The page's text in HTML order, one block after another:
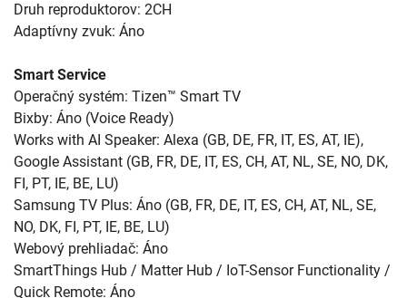
Druh reproduktorov: 2CH
Adaptívny zvuk: Áno
Smart Service
Operačný systém: Tizen™ Smart TV
Bixby: Áno (Voice Ready)
Works with AI Speaker: Alexa (GB, DE, FR, IT, ES, AT, IE),
Google Assistant (GB, FR, DE, IT, ES, CH, AT, NL, SE, NO, DK,
FI, PT, IE, BE, LU)
Samsung TV Plus: Áno (GB, FR, DE, IT, ES, CH, AT, NL, SE,
NO, DK, FI, PT, IE, BE, LU)
Webový prehliadač: Áno
SmartThings Hub / Matter Hub / IoT-Sensor Functionality /
Quick Remote: Áno